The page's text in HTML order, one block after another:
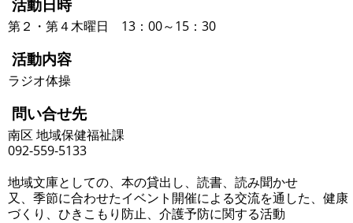
第２・第４木曜日 13：00～15：30
活動内容
ラジオ体操
問い合せ先
南区 地域保健福祉課
092-559-5133
地域文庫としての、本の貸出し、読書、読み聞かせ
又、季節に合わせたイベント開催による交流を通した、健康
づくり、ひきこもり防止、介護予防に関する活動